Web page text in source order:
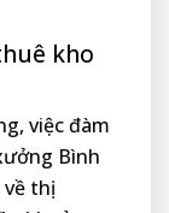
kho
việc đàm
Bình
thị